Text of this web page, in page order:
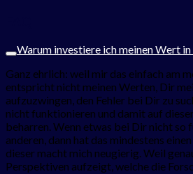
Warum investiere ich meinen Wert
Ganz ehrlich: weil mir das einfach am
entspricht nicht meinen Werten, Dir
aufzuzwingen, den Fehler bei Dir zu
nicht funktionieren und damit auf
beharren. Wenn etwas bei Dir nicht so
anderen, dann hat das mindestens
dieser macht mich neugierig. Weil
Perspektiven aufzeigt, welche die